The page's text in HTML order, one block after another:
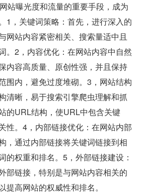
站曝光度和流量的重要手段，成为
1，关键词策略：首先，进行深入的
网站内容紧密相关、搜索量适中且
。2，内容优化：在网站内容中自然
内容高质量、原创性强，并且保持
围内，避免过度堆砌。3，网站结构
清晰，易于搜索引擎爬虫理解和抓
的URL结构，使URL中包含关键
性。4，内部链接优化：在网站内部
，通过内部链接将关键词链接到相
的权重和排名。5，外部链接建设：
部链接，特别是与网站内容相关的
提高网站的权威性和排名。